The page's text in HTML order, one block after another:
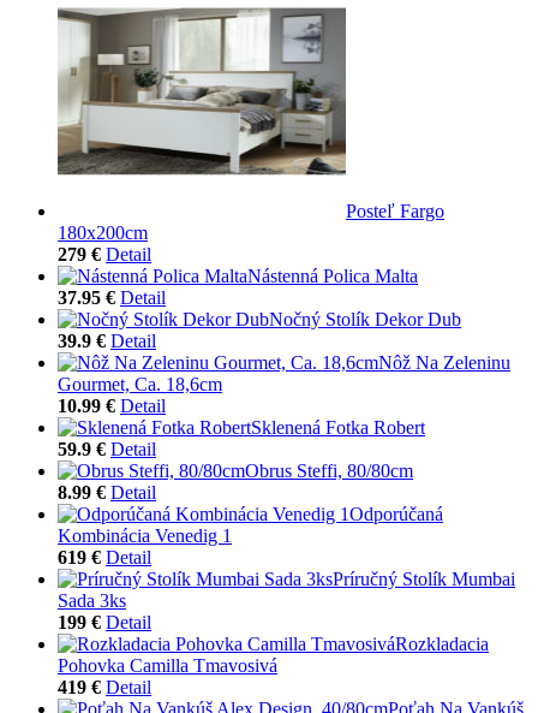
Posteľ Fargo
180x200cm
279 € Detail
Nástenná Polica Malta
37.95 € Detail
Nočný Stolík Dekor Dub
39.9 € Detail
Nôž Na Zeleninu
Gourmet, Ca. 18,6cm
10.99 € Detail
Sklenená Fotka Robert
59.9 € Detail
Obrus Steffi, 80/80cm
8.99 € Detail
Odporúčaná
Kombinácia Venedig 1
619 € Detail
Príručný Stolík Mumbai
Sada 3ks
199 € Detail
Rozkladacia
Pohovka Camilla Tmavosivá
419 € Detail
Poťah Na Vankúš